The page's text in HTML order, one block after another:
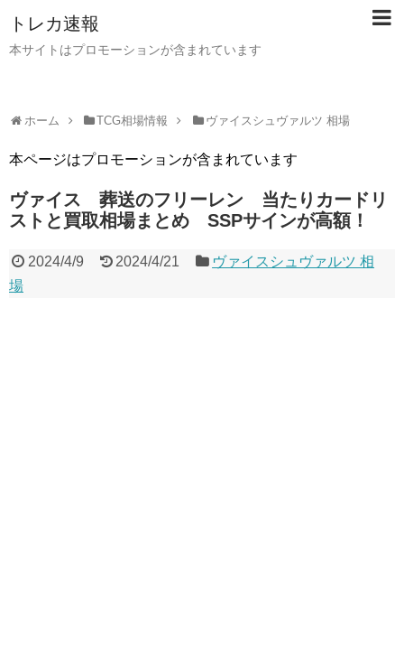
トレカ速報
本サイトはプロモーションが含まれています
ホーム TCG相場情報 ヴァイスシュヴァルツ 相場
本ページはプロモーションが含まれています
ヴァイス 葬送のフリーレン 当たりカードリ
ストと買取相場まとめ SSPサインが高額！
2024/4/9 2024/4/21
ヴァイスシュヴァルツ 相
場